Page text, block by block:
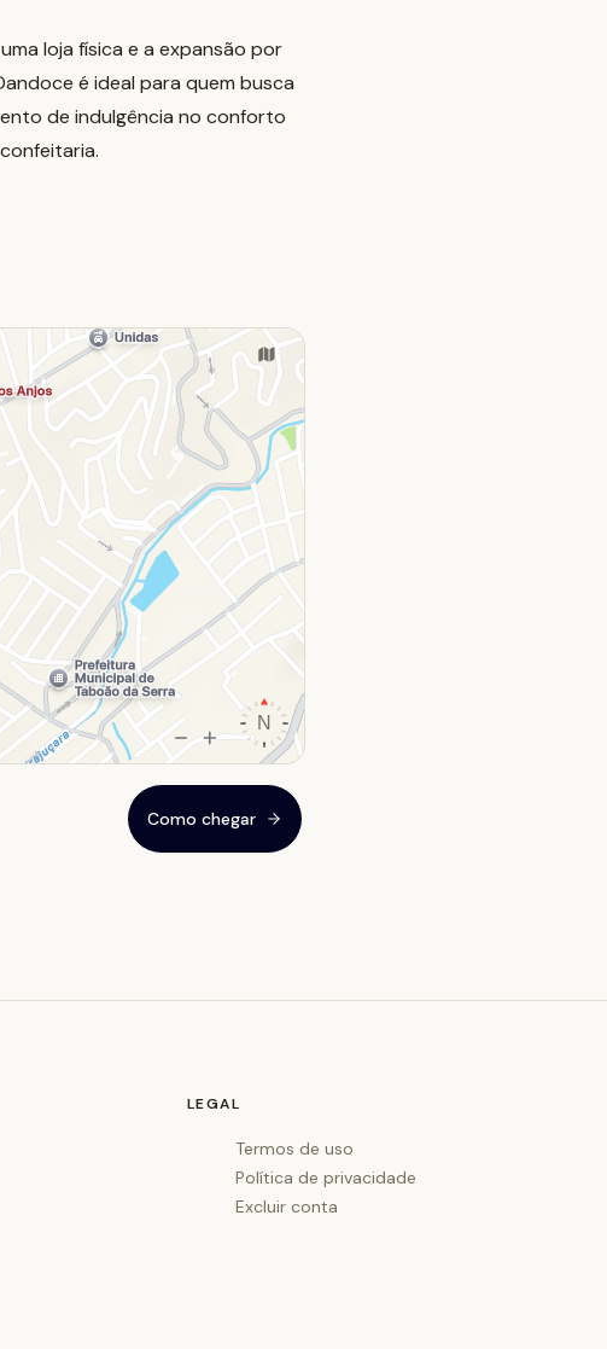
loja física e a expansão por
é ideal para quem busca
de indulgência no conforto
Como chegar
LEGAL
Termos de uso
Política de privacidade
Excluir conta